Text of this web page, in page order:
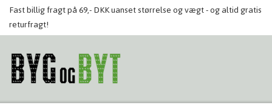
Fast billig fragt på 69,- DKK uanset størrelse og vægt - og altid gratis
returfragt!